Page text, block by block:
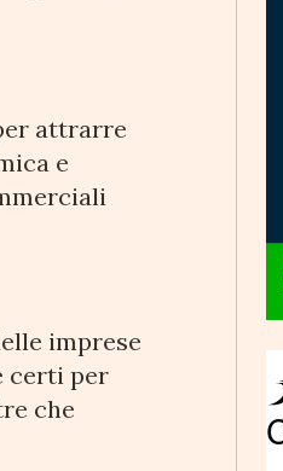
attrarre
e
imprese
certi per
che